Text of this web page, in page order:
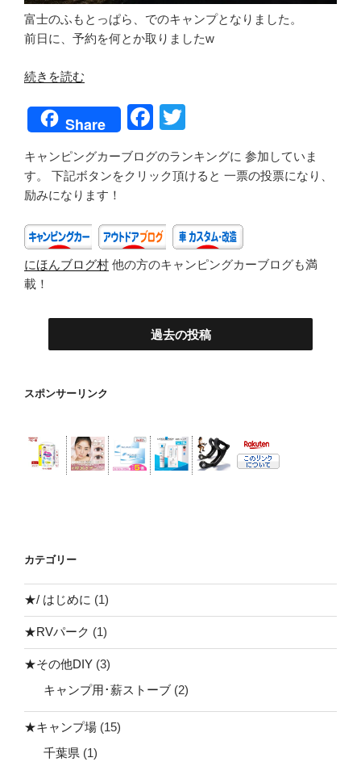
富士のふもとっぱら、でのキャンプとなりました。
前日に、予約を何とか取りましたw
“202101_
越
し
キ
ャ
ン
ふ
も
と
っ
宮
市）”
続きを読む
Share
F
a
c
b
o
o
tt
キャンピングカーブログのランキングに 参加していま
す。 下記ボタンをクリック頂けると 一票の投票になり、
励みになります！
にほんブログ村 他の方のキャンピングカーブログも満
載！
過去の投稿
スポンサーリンク
カテゴリー
★/ はじめに (1)
★RVパーク (1)
★その他DIY (3)
キャンプ用･薪ストーブ (2)
★キャンプ場 (15)
千葉県 (1)